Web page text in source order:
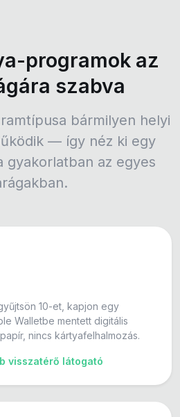
programok az
szabva
bármilyen helyi
— így néz ki egy
gyakorlatban az egyes
10-et, kapjon egy
Walletbe mentett digitális
nincs kártyafelhalmozás.
visszatérő látogató